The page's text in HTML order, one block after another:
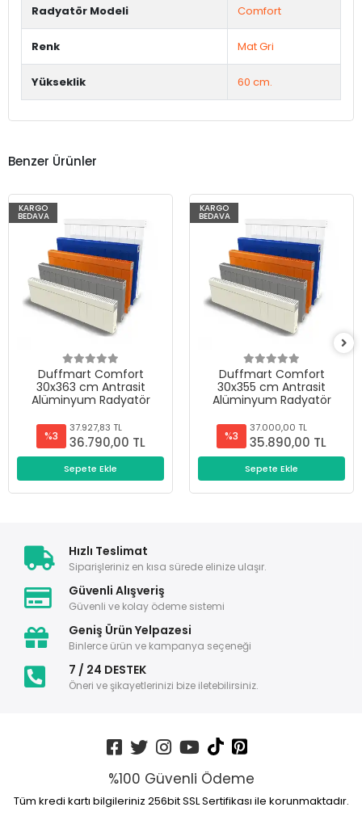
Radyatör Modeli Comfort
Renk Mat Gri
Yükseklik 60 cm.
Benzer Ürünler
KARGO
BEDAVA
Duffmart Comfort
30x363 cm Antrasit
Alüminyum Radyatör
%3
37.927,83 TL
36.790,00 TL
Sepete Ekle
KARGO
BEDAVA
Duffmart Comfort
30x355 cm Antrasit
Alüminyum Radyatör
%3
37.000,00 TL
35.890,00 TL
Sepete Ekle
Hızlı Teslimat
Siparişleriniz en kısa sürede elinize ulaşır.
Güvenli Alışveriş
Güvenli ve kolay ödeme sistemi
Geniş Ürün Yelpazesi
Binlerce ürün ve kampanya seçeneği
7 / 24 DESTEK
Öneri ve şikayetlerinizi bize iletebilirsiniz.
%100 Güvenli Ödeme
Tüm kredi kartı bilgileriniz 256bit SSL Sertifikası ile korunmaktadır.